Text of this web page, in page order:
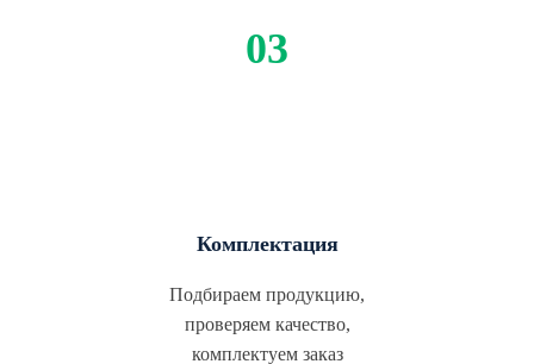
Комплектация
Подбираем продукцию,
проверяем качество,
комплектуем заказ